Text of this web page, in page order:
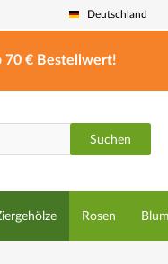
Deutschland
70 € Bestellwert!
Suchen
Rosen